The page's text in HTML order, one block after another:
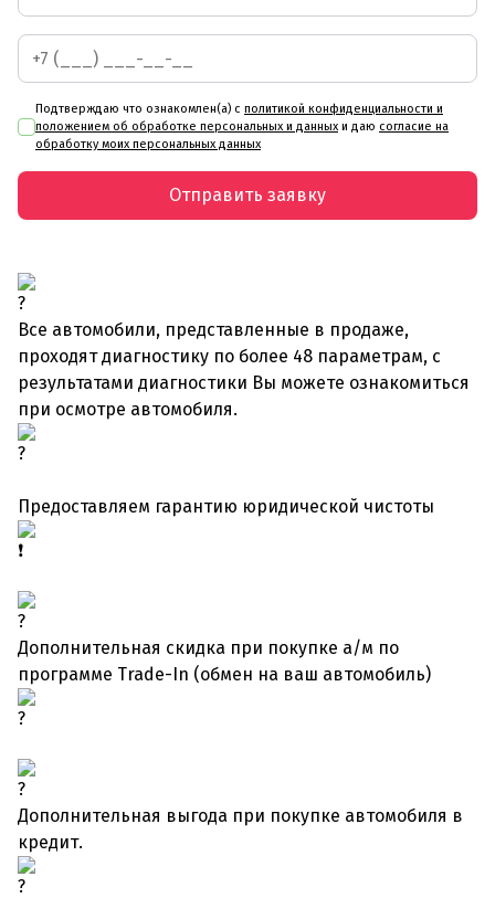
Подтверждаю что ознакомлен(а) с политикой конфиденциальности и
положением об обработке персональных и данных и даю согласие на
обработку моих персональных данных
Отправить заявку
Все автомобили, представленные в продаже,
проходят диагностику по более 48 параметрам, с
результатами диагностики Вы можете ознакомиться
при осмотре автомобиля.
Предоставляем гарантию юридической чистоты
Дополнительная скидка при покупке а/м по
программе Trade-In (обмен на ваш автомобиль)
Дополнительная выгода при покупке автомобиля в
кредит.